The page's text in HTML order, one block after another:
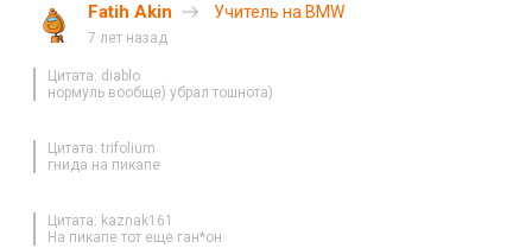
Fatih Akin Учитель на BMW
7 лет назад
Цитата: diablo
нормуль вообще) убрал тошнота)
Цитата: trifolium
гнида на пикапе
Цитата: kaznak161
На пикапе тот еще ган*он